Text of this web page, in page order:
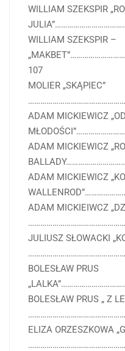
WILLIAM SZEKSPIR
WILLIAM SZEKSPIR –
107
MOLIER „SKĄPIEC”
ADAM MICKIEWICZ
ADAM MICKIEWICZ
ADAM MICKIEWICZ
ADAM MICKIEIWCZ
JULIUSZ SŁOWACKI
BOLESŁAW PRUS
BOLESŁAW PRUS „ Z
ELIZA ORZESZKOWA